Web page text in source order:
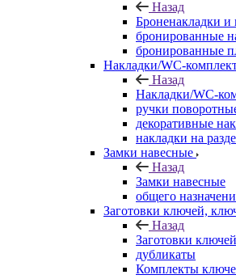
Назад
Броненакладки и
бронированные
бронированные
Накладки/WC-
Назад
Накладки/WC-
ручки
декоративные
накладки на
Замки навесные
Назад
Замки навесные
общего
Заготовки ключей,
Назад
Заготовки
дубликаты
Комплекты